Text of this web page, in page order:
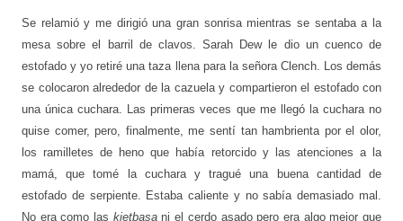
Se relamió y me dirigió una gran sonrisa mientras se sentaba a la
mesa sobre el barril de clavos. Sarah Dew le dio un cuenco de
estofado y yo retiré una taza llena para la señora Clench. Los demás
se colocaron alrededor de la cazuela y compartieron el estofado con
una única cuchara. Las primeras veces que me llegó la cuchara no
quise comer, pero, finalmente, me sentí tan hambrienta por el olor,
los ramilletes de heno que había retorcido y las atenciones a la
mamá, que tomé la cuchara y tragué una buena cantidad de
estofado de serpiente. Estaba caliente y no sabía demasiado mal.
No era como las kietbasa ni el cerdo asado pero era algo mejor que